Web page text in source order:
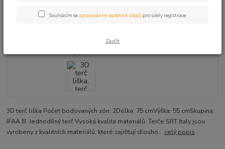
3D terč liška, terč SRT
3D terč liška Počet bodovaných zón: 2Délka: 75 cmVýška: 55 cmSkupina:
IFAA III. Jednodílný terč Vysoká kvalita materiálů: Terče SRT Italy jsou
vyrobeny z kvalitních materiálů, které zajišťují dlouho... celý popis
Souhlasím se zpracováním osobních údajů pro účely registrace.
Zavřít